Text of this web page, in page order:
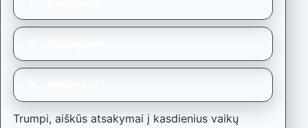
Trumpi, aiškūs atsakymai į kasdienius vaikų